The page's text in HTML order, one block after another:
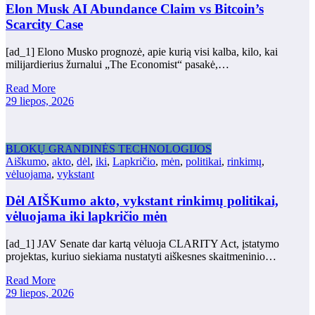
Elon Musk AI Abundance Claim vs Bitcoin’s
Scarcity Case
[ad_1] Elono Musko prognozė, apie kurią visi kalba, kilo, kai
milijardierius žurnalui „The Economist“ pasakė,…
Read More
29 liepos, 2026
BLOKŲ GRANDINĖS TECHNOLOGIJOS
Aiškumo, akto, dėl, iki, Lapkričio, mėn, politikai, rinkimų,
vėluojama, vykstant
Dėl AIŠKumo akto, vykstant rinkimų politikai,
vėluojama iki lapkričio mėn
[ad_1] JAV Senate dar kartą vėluoja CLARITY Act, įstatymo
projektas, kuriuo siekiama nustatyti aiškesnes skaitmeninio…
Read More
29 liepos, 2026